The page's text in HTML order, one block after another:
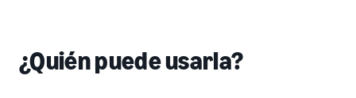
¿Quién puede usarla?